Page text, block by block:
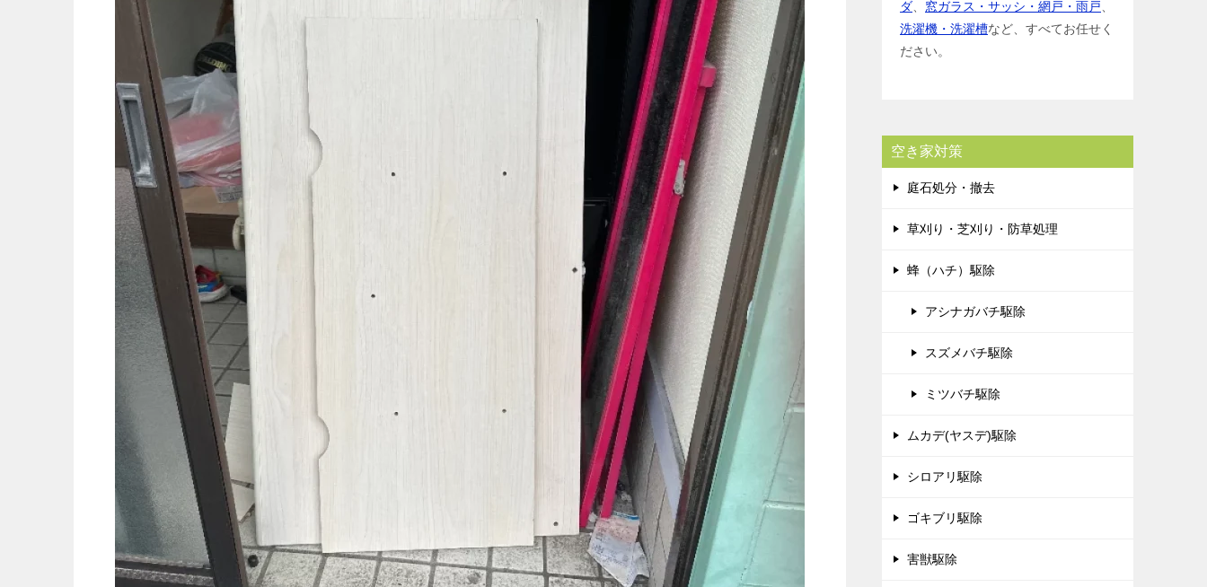
ダ
窓ガラス・サッシ・網戸・雨戸
洗濯機・洗濯槽など、すべてお任せく
ださい。
空き家対策
庭石処分・撤去
草刈り・芝刈り・防草処理
蜂（ハチ）駆除
アシナガバチ駆除
スズメバチ駆除
ミツバチ駆除
ムカデ(ヤスデ)駆除
シロアリ駆除
ゴキブリ駆除
害獣駆除